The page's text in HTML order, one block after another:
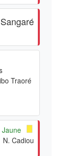
Traoré
Jaune
N. Cadiou